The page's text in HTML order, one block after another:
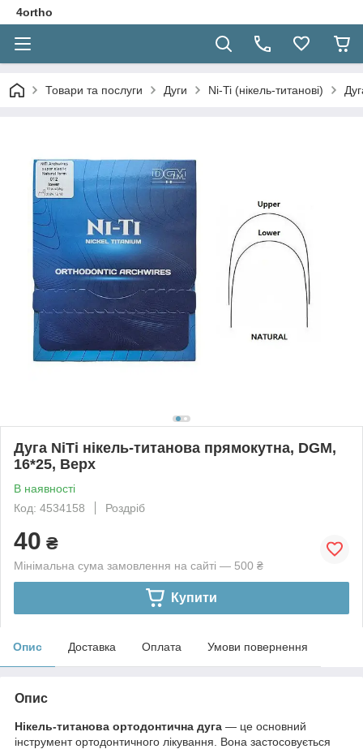
4ortho
Товари та послуги Дуги Ni-Ti (нікель-титанові)
Дуга NiTi нікель-титанова прямокутна, DGM,
16*25, Верх
В наявності
Код: 4534158
Роздріб
40 ₴
Мінімальна сума замовлення на сайті — 500 ₴
Купити
Опис Доставка Оплата Умови повернення
Опис
Нікель-титанова ортодонтична дуга — це основний
інструмент ортодонтичного лікування. Вона застосовується